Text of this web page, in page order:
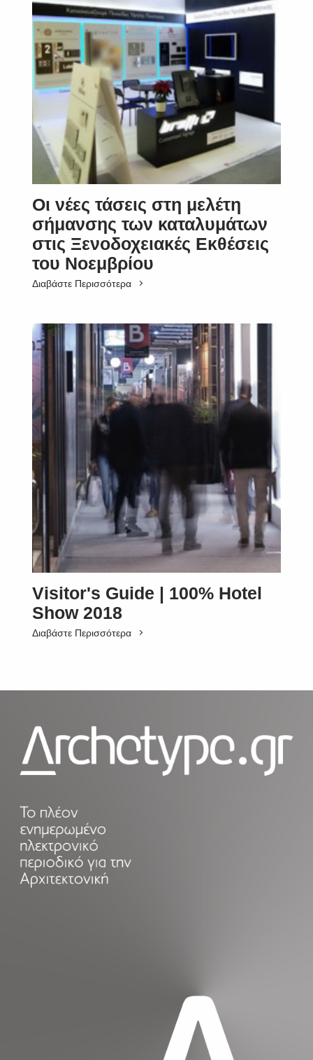
Οι νέες τάσεις στη μελέτη
σήμανσης των καταλυμάτων
στις Ξενοδοχειακές Εκθέσεις
του Νοεμβρίου
Διαβάστε Περισσότερα
Visitor's Guide | 100% Hotel
Show 2018
Διαβάστε Περισσότερα